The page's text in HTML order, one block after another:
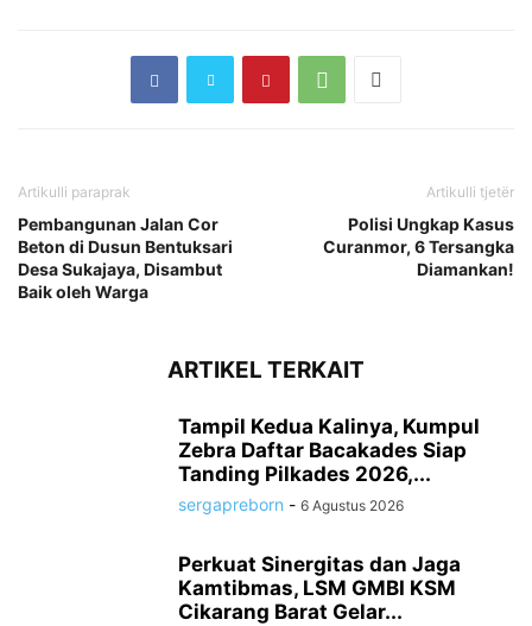
Artikulli paraprak
Pembangunan Jalan Cor
Beton di Dusun Bentuksari
Desa Sukajaya, Disambut
Baik oleh Warga
Artikulli tjetër
Polisi Ungkap Kasus
Curanmor, 6 Tersangka
Diamankan!
ARTIKEL TERKAIT
Tampil Kedua Kalinya, Kumpul
Zebra Daftar Bacakades Siap
Tanding Pilkades 2026,...
sergapreborn - 6 Agustus 2026
Perkuat Sinergitas dan Jaga
Kamtibmas, LSM GMBI KSM
Cikarang Barat Gelar...